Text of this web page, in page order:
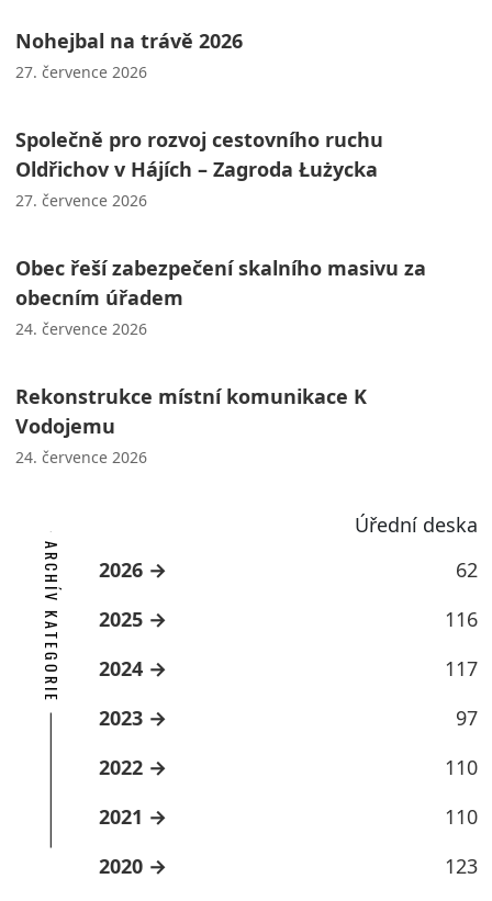
Nohejbal na trávě 2026
27. července 2026
Společně pro rozvoj cestovního ruchu
Oldřichov v Hájích – Zagroda Łużycka
27. července 2026
Obec řeší zabezpečení skalního masivu za
obecním úřadem
24. července 2026
Rekonstrukce místní komunikace K
Vodojemu
24. července 2026
Úřední deska
ARCHÍV KATEGORIE 2026
62
2025
116
2024
117
2023
97
2022
110
2021
110
2020
123